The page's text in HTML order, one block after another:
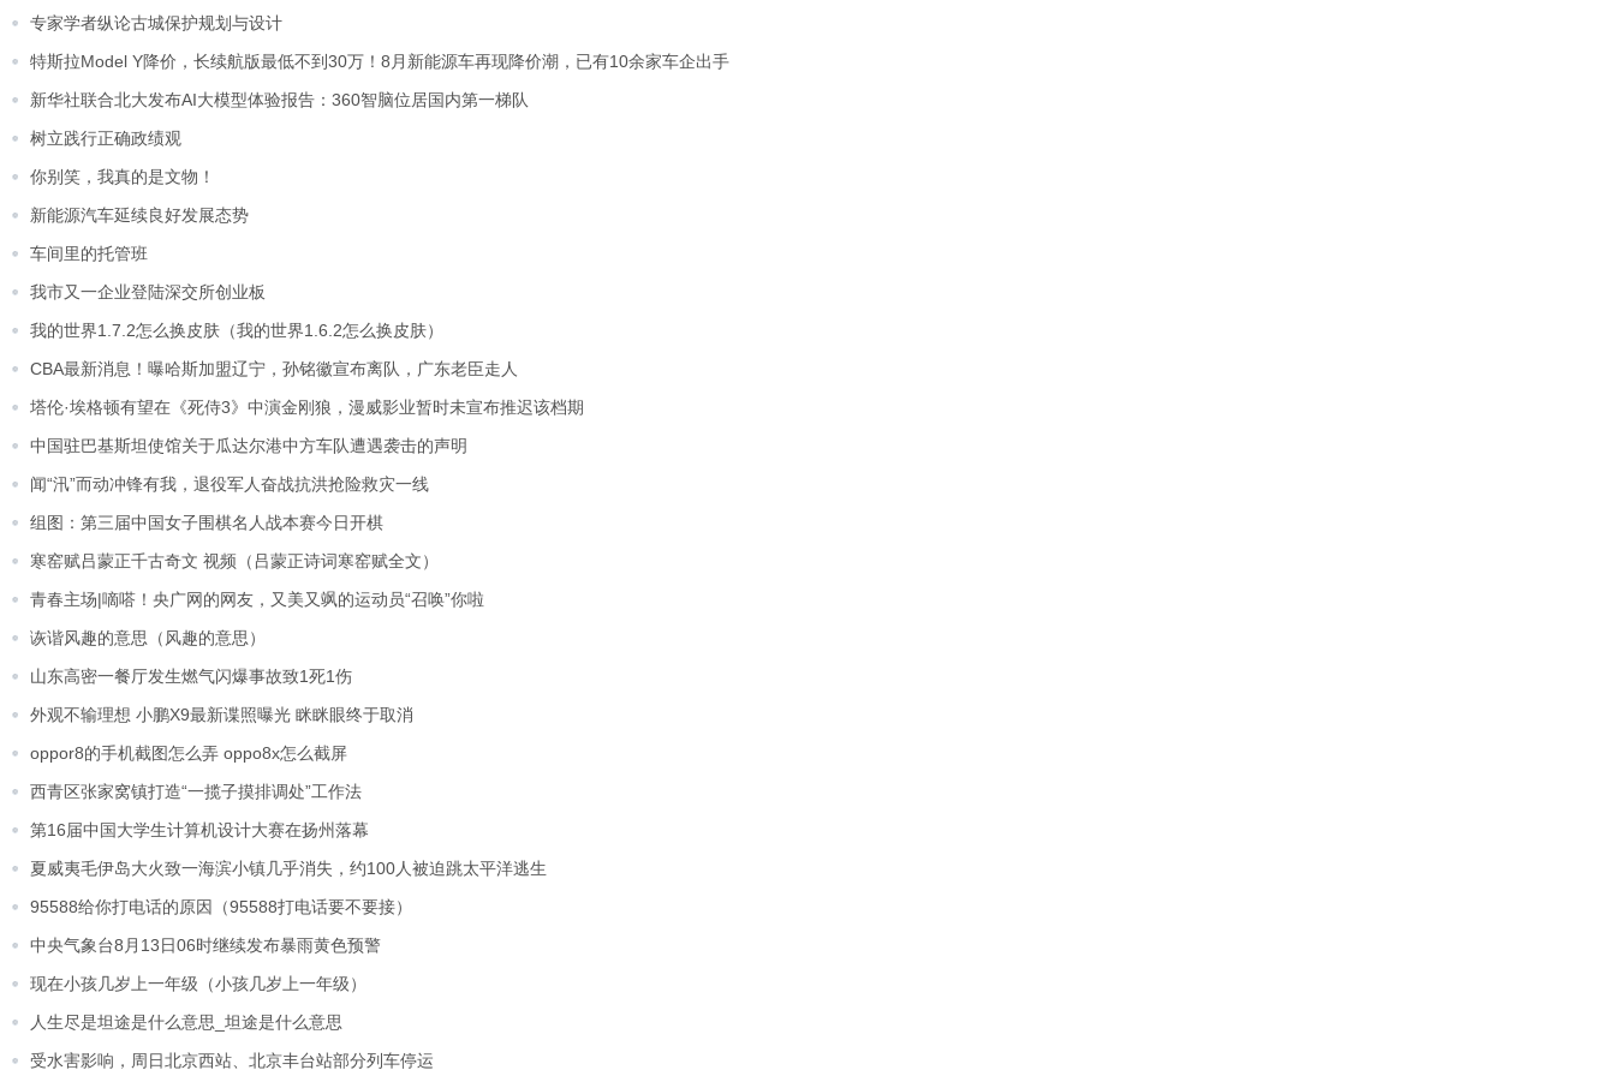
专家学者纵论古城保护规划与设计
特斯拉Model Y降价，长续航版最低不到30万！8月新能源车再现降价潮，已有10余家车企出手
新华社联合北大发布AI大模型体验报告：360智脑位居国内第一梯队
树立践行正确政绩观
你别笑，我真的是文物！
新能源汽车延续良好发展态势
车间里的托管班
我市又一企业登陆深交所创业板
我的世界1.7.2怎么换皮肤（我的世界1.6.2怎么换皮肤）
CBA最新消息！曝哈斯加盟辽宁，孙铭徽宣布离队，广东老臣走人
塔伦·埃格顿有望在《死侍3》中演金刚狼，漫威影业暂时未宣布推迟该档期
中国驻巴基斯坦使馆关于瓜达尔港中方车队遭遇袭击的声明
闻“汛”而动冲锋有我，退役军人奋战抗洪抢险救灾一线
组图：第三届中国女子围棋名人战本赛今日开棋
寒窑赋吕蒙正千古奇文 视频（吕蒙正诗词寒窑赋全文）
青春主场|嘀嗒！央广网的网友，又美又飒的运动员“召唤”你啦
诙谐风趣的意思（风趣的意思）
山东高密一餐厅发生燃气闪爆事故致1死1伤
外观不输理想 小鹏X9最新谍照曝光 眯眯眼终于取消
oppor8的手机截图怎么弄 oppo8x怎么截屏
西青区张家窝镇打造“一揽子摸排调处”工作法
第16届中国大学生计算机设计大赛在扬州落幕
夏威夷毛伊岛大火致一海滨小镇几乎消失，约100人被迫跳太平洋逃生
95588给你打电话的原因（95588打电话要不要接）
中央气象台8月13日06时继续发布暴雨黄色预警
现在小孩几岁上一年级（小孩几岁上一年级）
人生尽是坦途是什么意思_坦途是什么意思
受水害影响，周日北京西站、北京丰台站部分列车停运